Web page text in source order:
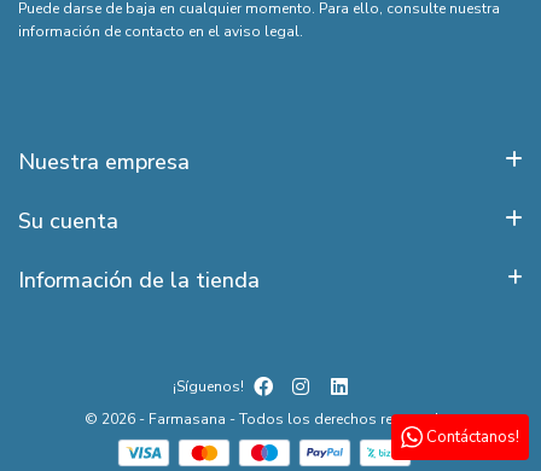
Puede darse de baja en cualquier momento. Para ello, consulte nuestra
información de contacto en el aviso legal.
Nuestra empresa
Su cuenta
Información de la tienda
© 2026 - Farmasana - Todos los derechos reservados
¡Síguenos!
Contáctanos!